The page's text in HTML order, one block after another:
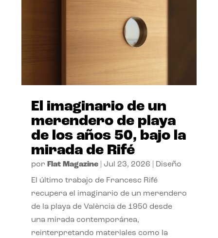
El imaginario de un
merendero de playa
de los años 50, bajo la
mirada de Rifé
por Flat Magazine| Jul 23, 2026 Diseño
El último trabajo de Francesc Rifé
recupera el imaginario de un merendero
de la playa de València de 1950 desde
una mirada contemporánea,
reinterpretando materiales como la